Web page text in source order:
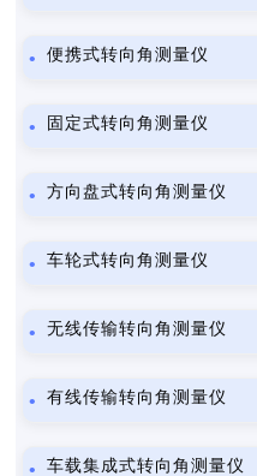
便携式转向角测量仪
固定式转向角测量仪
方向盘式转向角测量仪
车轮式转向角测量仪
无线传输转向角测量仪
有线传输转向角测量仪
车载集成式转向角测量仪